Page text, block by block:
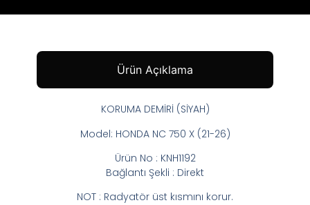
Ürün Açıklama
KORUMA DEMİRİ (SİYAH)
Model: HONDA NC 750 X (21-26)
Ürün No : KNH1192
Bağlantı Şekli : Direkt
NOT : Radyatör üst kısmını korur.